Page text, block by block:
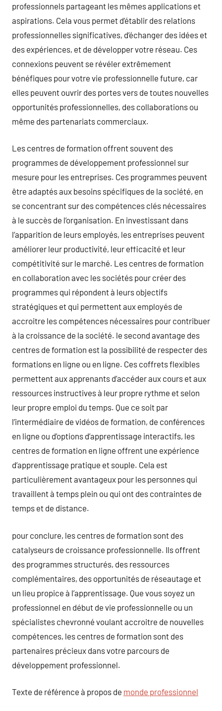
professionnels partageant les mêmes applications et
aspirations. Cela vous permet d’établir des relations
professionnelles significatives, d’échanger des idées et
des expériences, et de développer votre réseau. Ces
connexions peuvent se révéler extrêmement
bénéfiques pour votre vie professionnelle future, car
elles peuvent ouvrir des portes vers de toutes nouvelles
opportunités professionnelles, des collaborations ou
même des partenariats commerciaux.
Les centres de formation offrent souvent des
programmes de développement professionnel sur
mesure pour les entreprises. Ces programmes peuvent
être adaptés aux besoins spécifiques de la société, en
se concentrant sur des compétences clés nécessaires
à le succès de l’organisation. En investissant dans
l’apparition de leurs employés, les entreprises peuvent
améliorer leur productivité, leur efficacité et leur
compétitivité sur le marché. Les centres de formation
en collaboration avec les sociétés pour créer des
programmes qui répondent à leurs objectifs
stratégiques et qui permettent aux employés de
accroitre les compétences nécessaires pour contribuer
à la croissance de la société. le second avantage des
centres de formation est la possibilité de respecter des
formations en ligne ou en ligne. Ces coffrets flexibles
permettent aux apprenants d’accéder aux cours et aux
ressources instructives à leur propre rythme et selon
leur propre emploi du temps. Que ce soit par
l’intermédiaire de vidéos de formation, de conférences
en ligne ou d’options d’apprentissage interactifs, les
centres de formation en ligne offrent une expérience
d’apprentissage pratique et souple. Cela est
particulièrement avantageux pour les personnes qui
travaillent à temps plein ou qui ont des contraintes de
temps et de distance.
pour conclure, les centres de formation sont des
catalyseurs de croissance professionnelle. Ils offrent
des programmes structurés, des ressources
complémentaires, des opportunités de réseautage et
un lieu propice à l’apprentissage. Que vous soyez un
professionnel en début de vie professionnelle ou un
spécialistes chevronné voulant accroitre de nouvelles
compétences, les centres de formation sont des
partenaires précieux dans votre parcours de
développement professionnel.
Texte de référence à propos de monde professionnel